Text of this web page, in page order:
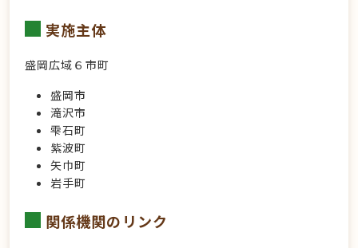
実施主体
盛岡広域６市町
盛岡市
滝沢市
雫石町
紫波町
矢巾町
岩手町
関係機関のリンク